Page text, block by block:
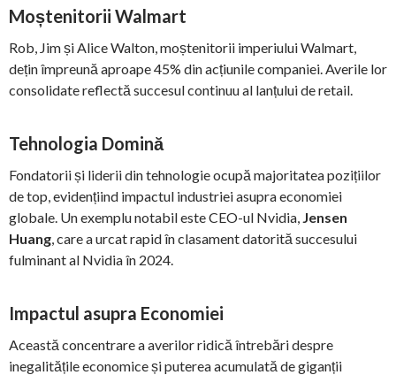
Moștenitorii Walmart
Rob, Jim și Alice Walton, moștenitorii imperiului Walmart,
dețin împreună aproape 45% din acțiunile companiei. Averile lor
consolidate reflectă succesul continuu al lanțului de retail.
Tehnologia Domină
Fondatorii și liderii din tehnologie ocupă majoritatea pozițiilor
de top, evidențiind impactul industriei asupra economiei
globale. Un exemplu notabil este CEO-ul Nvidia, Jensen
Huang, care a urcat rapid în clasament datorită succesului
fulminant al Nvidia în 2024.
Impactul asupra Economiei
Această concentrare a averilor ridică întrebări despre
inegalitățile economice și puterea acumulată de giganții